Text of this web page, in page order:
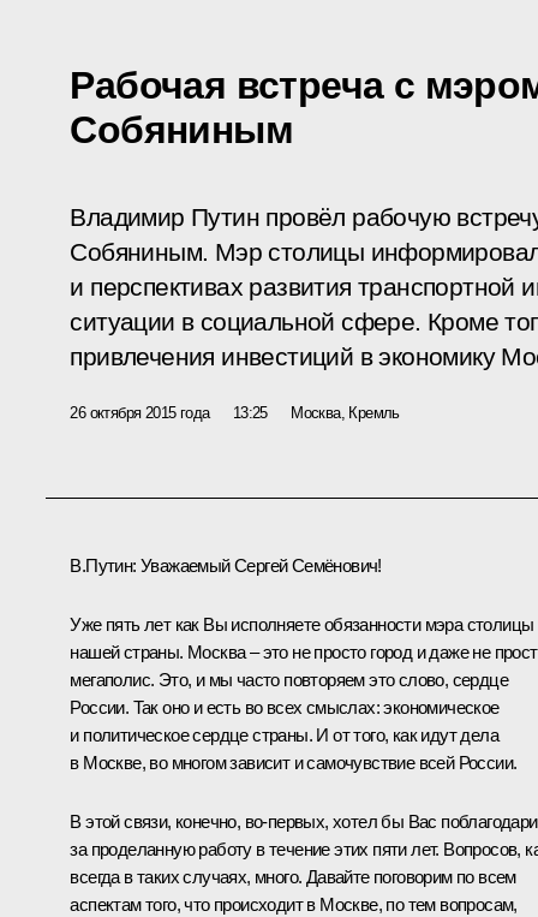
Рабочая встреча с
Собяниным
Владимир Путин провёл рабочую
Собяниным. Мэр столицы
и перспективах развития транспортной
ситуации в социальной сфере. Кроме
привлечения инвестиций в экономику
26 октября 2015 года 13:25 Москва, Кремль
В.Путин: Уважаемый Сергей Семёнович!
Уже пять лет как Вы исполняете обязанности мэра столицы
нашей страны. Москва – это не просто город и даже не
мегаполис. Это, и мы часто повторяем это слово, сердце
России. Так оно и есть во всех смыслах: экономическое
и политическое сердце страны. И от того, как идут дела
в Москве, во многом зависит и самочувствие всей России.
В этой связи, конечно, во‑первых, хотел бы Вас
за проделанную работу в течение этих пяти лет. Вопросов,
всегда в таких случаях, много. Давайте поговорим по всем
аспектам того, что происходит в Москве, по тем вопросам,